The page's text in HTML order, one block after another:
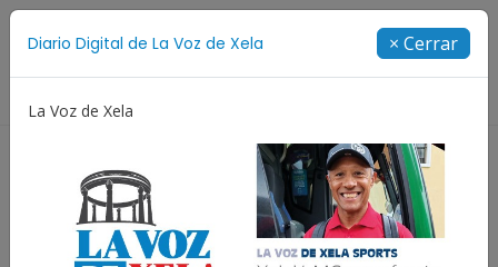
Diario Digital de La Voz de Xela × Cerrar
La Voz de Xela